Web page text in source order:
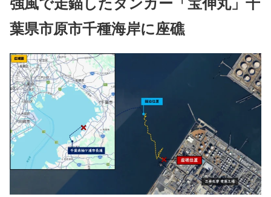
報
ケミカルタンカー「宝伸丸」
【追記】4月9日に離礁
強風で走錨したタンカー「宝伸丸」千
葉県市原市千種海岸に座礁